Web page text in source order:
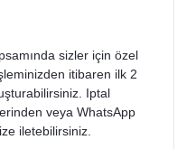
sizler için özel
itibaren ilk 2
Iptal
veya WhatsApp
iletebilirsiniz.